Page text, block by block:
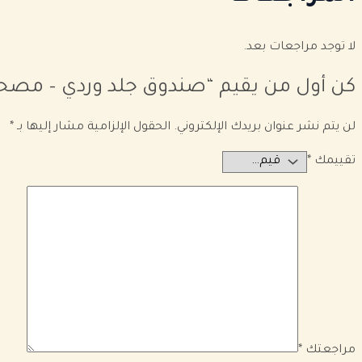
لا توجد مراجعات بعد.
كن أول من يقيم “صندوق جلد وردي –
لن يتم نشر عنوان بريدك الإلكتروني. الحقول الإلزامية مشار إليها بـ *
تقييمك *
مراجعتك *